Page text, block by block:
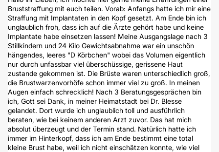
Bruststraffung mit euch teilen. Vorab: Anfangs hatte ich mir eine
Straffung mit Implantaten in den Kopf gesetzt. Am Ende bin ich
unglaublich froh, dass ich auf die Ärzte gehört habe und keine
Implantate habe einsetzen lassen! Meine Ausgangslage nach 3
Stillkindern und 24 Kilo Gewichtsabnahme war ein unschön
hängendes, leeres "D Körbchen" wobei das Volumen eigentlich
nur durch unfassbar viel überschüssige, gerissene Haut
zustande gekommen ist. Die Brüste waren unterschiedlich groß,
die Brustwarzenvorhöfe schon immer viel zu groß. In meinen
Augen einfach schrecklich! Nach 3 Beratungsgesprächen bin
ich, Gott sei Dank, in meiner Heimatstadt bei Dr. Blesse
gelandet. Dort wurde ich unglaublich toll und ausführlich
beraten, wie bei keinem anderen Arzt zuvor. Das hat mich
absolut überzeugt und der Termin stand. Natürlich hatte ich
immer im Hinterkopf, dass ich am Ende bestimmt eine total
kleine Brust habe, weil ich nicht einschätzen konnte, wie viel